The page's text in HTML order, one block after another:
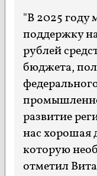
"В 2025 году
поддержку
рублей
бюджета,
развитие
нас хорошая
которую
отметил